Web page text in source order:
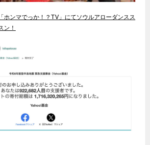
ホンマでっか！？TV」にてソウルアローダンスス
ン！